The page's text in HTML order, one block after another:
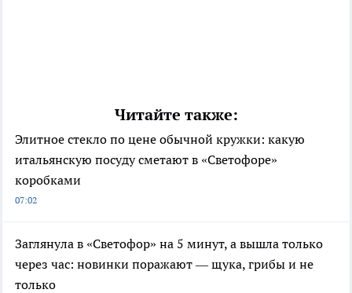
Читайте также:
Элитное стекло по цене обычной кружки: какую
итальянскую посуду сметают в «Светофоре»
коробками
07:02
Заглянула в «Светофор» на 5 минут, а вышла только
через час: новинки поражают — щука, грибы и не
только